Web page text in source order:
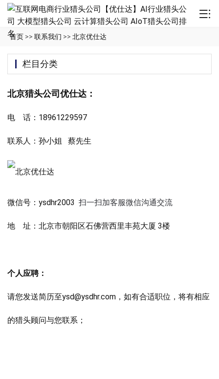
首页 >> 联系我们 >> 北京优仕达
北京猎头公司优仕达：
电 话：18961229597
联系人：孙小姐 蔡先生
微信号：ysdhr2003 扫一扫加客服微信沟通交流
地 址：北京市朝阳区石佛营西里丰苑大厦 3楼
个人应聘：
请您发送简历至ysd@ysdhr.com，如有合适职位，将有相应
的猎头顾问与您联系；
栏目分类